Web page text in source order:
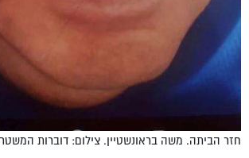
חזר הביתה. משה בראונשטיין. צילום: דוברות